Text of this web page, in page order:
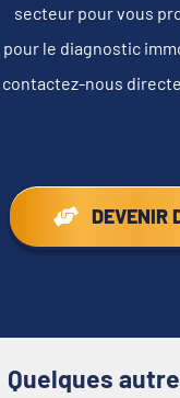
secteur pour vous
pour le diagnostic
contactez-nous
DEVENIR
Quelques